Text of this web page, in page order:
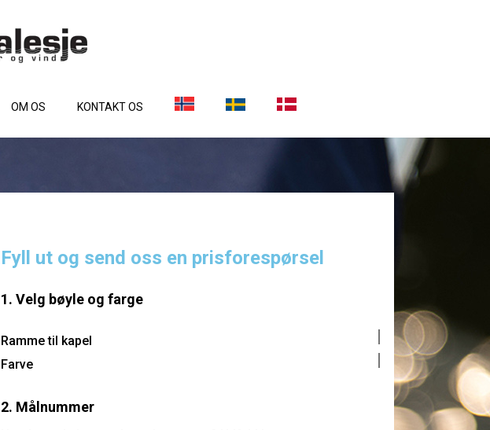
OM OS KONTAKT OS
Fyll ut og send oss en prisforespørsel
1. Velg bøyle og farge
Ramme til kapel
Farve
2. Målnummer